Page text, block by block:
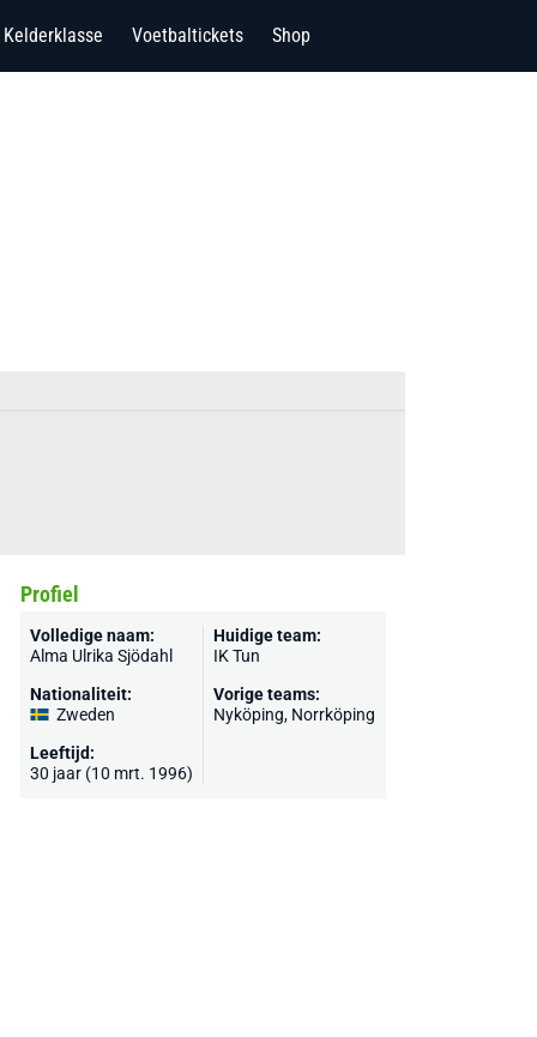
Kelderklasse Voetbaltickets Shop
Profiel
Volledige naam:
Alma Ulrika Sjödahl
Nationaliteit:
Zweden
Leeftijd:
30 jaar (10 mrt. 1996)
Huidige team:
IK Tun
Vorige teams:
Nyköping, Norrköping